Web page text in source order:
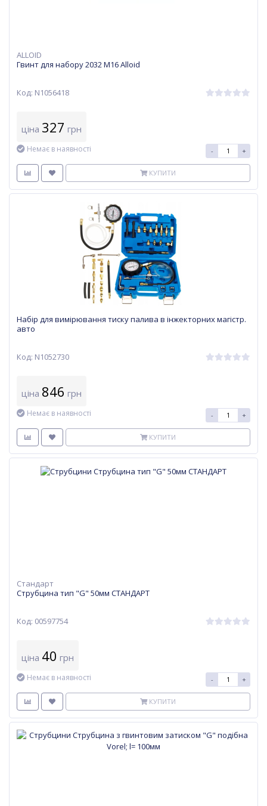
ALLOID
Гвинт для набору 2032 M16 Alloid
Код: N1056418
ціна 327 грн
Немає в наявності - +
КУПИТИ
Набір для вимірювання тиску палива в інжекторних магістр.
авто
Код: N1052730
ціна 846 грн
Немає в наявності - +
КУПИТИ
Стандарт
Струбцина тип "G" 50мм СТАНДАРТ
Код: 00597754
ціна 40 грн
Немає в наявності - +
КУПИТИ